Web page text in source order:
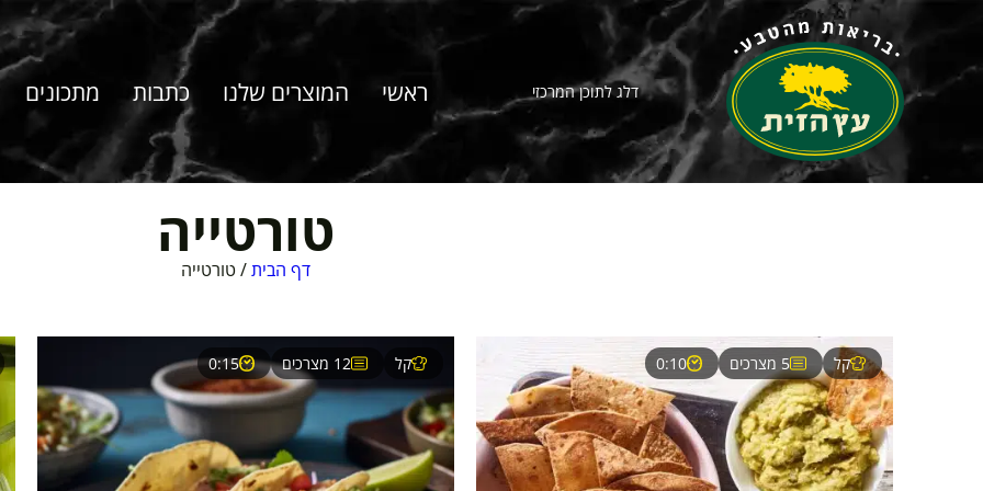
דלג לתוכן המרכזי ראשי המוצרים שלנו כתבות מתכונים
טורטייה
דף הבית/טורטייה
קל 5 מצרכים 0:10 קל 12 מצרכים 0:15